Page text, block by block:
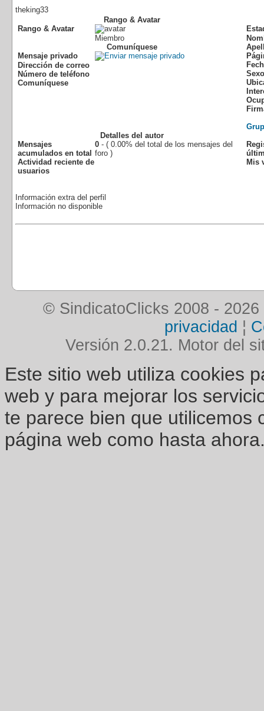
theking33
Rango & Avatar
Rango & Avatar
Miembro
Comuníquese
Mensaje privado
Dirección de correo
Número de teléfono
Comuníquese
Sexo
Detalles del autor
Mensajes
acumulados en total
0 - ( 0.00% del total de los mensajes del
foro )
Actividad reciente de
usuarios
Mis
Información extra del perfil
Información no disponible
© SindicatoClicks 2008 - 2026
privacidad ¦
Versión 2.0.21. Motor del
Este sitio web utiliza cookies
web y para mejorar los
te parece bien que utilicemos
página web como hasta